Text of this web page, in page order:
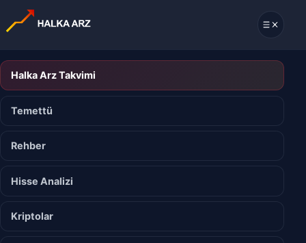
Halka Arz Takvimi
Temettü
Rehber
Hisse Analizi
Kriptolar